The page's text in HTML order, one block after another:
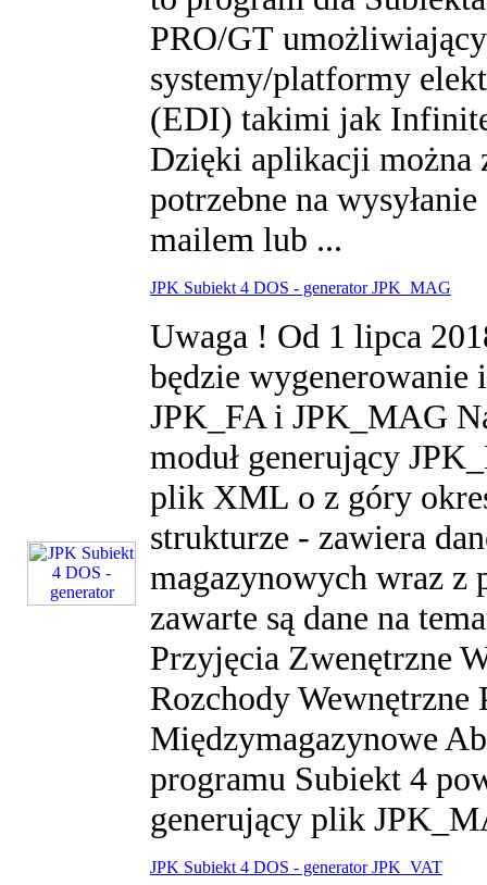
PRO/GT
systemy/platformy
(EDI) takimi jak
Dzięki aplikacji można
potrzebne na
mailem lub ...
JPK Subiekt 4 DOS - generator JPK_MAG
Uwaga ! Od 1 lipca
będzie wygenerowanie
JPK_FA i JPK_MAG
moduł generujący
plik XML o z góry
strukturze - zawiera
magazynowych wraz z
zawarte są dane na
Przyjęcia Zwenętrzne
Rozchody Wewnętrzne
Międzymagazynowe
programu Subiekt 4
generujący plik
JPK Subiekt 4 DOS - generator JPK_VAT